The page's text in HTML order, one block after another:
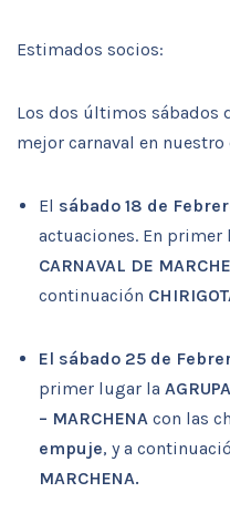
Estimados socios:
Los dos últimos sábados
mejor carnaval en nuestro
El sábado 18 de
actuaciones. En
CARNAVAL DE
continuación
El sábado 25 de
primer lugar la
– MARCHENA con las
empuje, y a
MARCHENA.